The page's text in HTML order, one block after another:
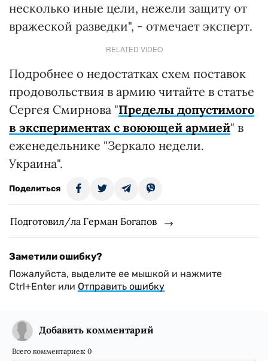
несколько иные цели, нежели защиту от
вражеской разведки", - отмечает эксперт.
RELATED VIDEO
Подробнее о недостатках схем поставок
продовольствия в армию читайте в статье
Сергея Смирнова "Пределы допустимого
в экспериментах с воюющей армией" в
еженедельнике "Зеркало недели.
Украина".
Поделиться
Подготовил/ла Герман Богапов
Заметили ошибку?
Пожалуйста, выделите ее мышкой и нажмите
Ctrl+Enter или Отправить ошибку
Добавить комментарий
Всего комментариев: 0